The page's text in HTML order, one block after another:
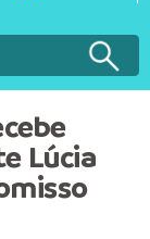
Lúcia